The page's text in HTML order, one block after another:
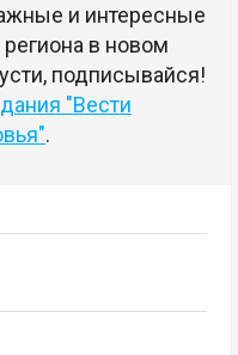
и интересные
в новом
подписывайся!
"Вести
.